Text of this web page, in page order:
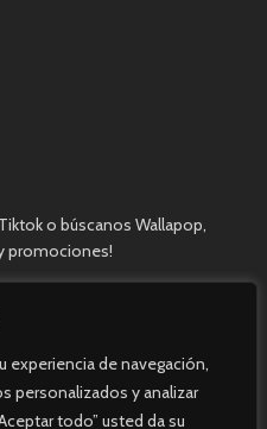
experiencia de navegación,
personalizados y analizar
todo” usted da su
o búscanos Wallapop,
promociones!